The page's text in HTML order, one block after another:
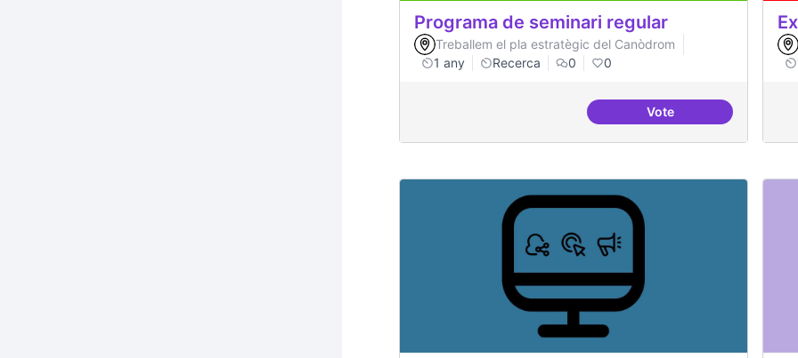
Programa de seminari regular
Treballem el pla estratègic del Canòdrom
1 any
Recerca 0 0
VotePrograma de seminari